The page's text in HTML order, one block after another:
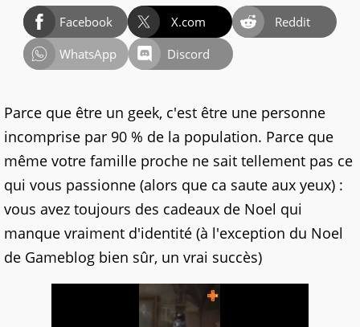
Facebook X.com
Reddit
WhatsApp
Discord
Parce que être un geek, c'est être une personne
incomprise par 90 % de la population. Parce que
même votre famille proche ne sait tellement pas ce
qui vous passionne (alors que ca saute aux yeux) :
vous avez toujours des cadeaux de Noel qui
manque vraiment d'identité (à l'exception du Noel
de Gameblog bien sûr, un vrai succès)